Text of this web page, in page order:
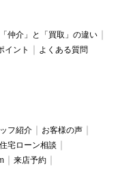
「仲介」と「買取」の違い
イント よくある質問
フ紹介
お客様の声
住宅ローン相談
来店予約